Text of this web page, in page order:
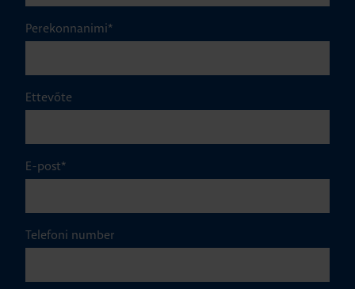
Perekonnanimi*
Ettevõte
E-post*
Telefoni number